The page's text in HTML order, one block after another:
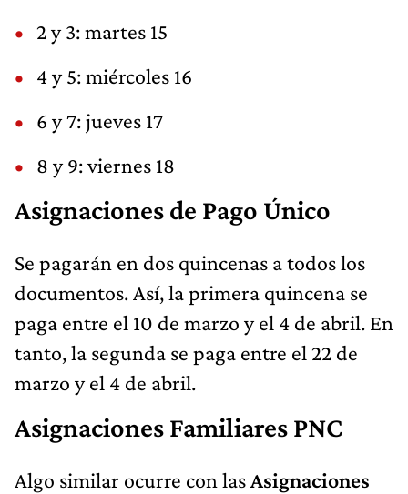
2 y 3: martes 15
4 y 5: miércoles 16
6 y 7: jueves 17
8 y 9: viernes 18
Asignaciones de Pago Único
Se pagarán en dos quincenas a todos los
documentos. Así, la primera quincena se
paga entre el 10 de marzo y el 4 de abril. En
tanto, la segunda se paga entre el 22 de
marzo y el 4 de abril.
Asignaciones Familiares PNC
Algo similar ocurre con lasAsignaciones